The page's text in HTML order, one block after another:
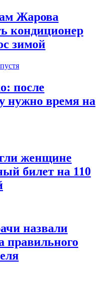
Жарова
кондиционер
зимой
после
нужно время на
женщине
билет на 110
назвали